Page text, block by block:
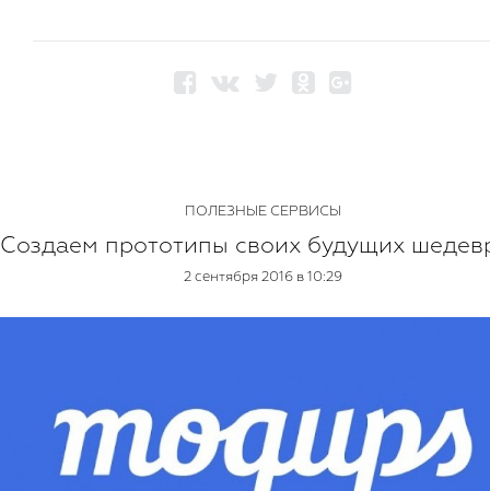
ПОЛЕЗНЫЕ СЕРВИСЫ
Создаем прототипы своих будущих
2 сентября 2016 в 10:29